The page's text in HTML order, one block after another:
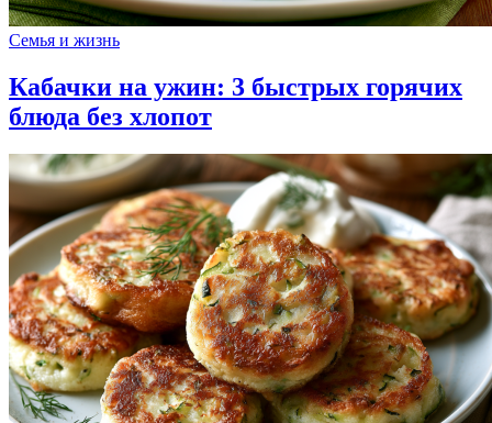
Семья и жизнь
Кабачки на ужин: 3 быстрых горячих
блюда без хлопот